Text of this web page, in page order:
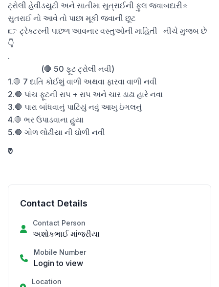
ટ્રોલી હેવીડયુટી અને સાતીમા સુત્રાઈની ફુલ જવાબદારી⭐
સુતરાઈ નો આવે તો પાછા મૂકી જવાની છૂટ
👉 ટ્રેક્ટરની પાછળ આવનાર વસ્તુઓની માહિતી   નીચે મુજબ છે
👇
.
1.🛑 7 દાતિ કોઈશું વાળી અથવા ફારવા વાળી નવી
2.🛑 પાંચ ફૂટની રાપ + રાપ અને ચાર ડાઢા હારે નવા
3.🛑 પારા બાંધવાનું પાટિયું નવું આખુ ઇંગલનું
4.🛑 ભર ઉપાડવાના હુયા
5.🛑 ગોળ લોઢીયા ની ઘોળી નવી
₹0
Contact Details
Contact Person
અશોકભાઈ માંજરીયા
Mobile Number
Login to view
Location